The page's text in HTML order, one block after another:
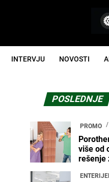
INTERVJU NOVOSTI
POSLEDNJE
PROMO
više od
rešenje